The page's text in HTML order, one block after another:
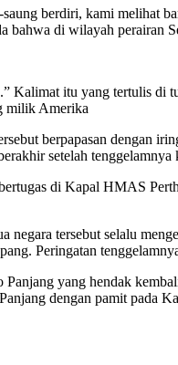
berdiri, kami melihat
bahwa di wilayah perairan
Kalimat itu yang tertulis di
milik Amerika
berpapasan dengan
setelah
di Kapal HMAS
negara tersebut selalu
Peringatan
yang hendak
dengan pamit pada